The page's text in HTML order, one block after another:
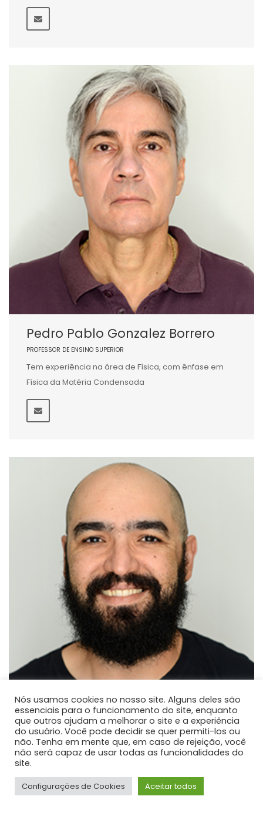
Pedro Pablo Gonzalez Borrero
PROFESSOR DE ENSINO SUPERIOR
Tem experiência na área de Física, com ênfase em
Física da Matéria Condensada
Paulo José dos Reis
PROFESSOR DE ENSINO SUPERIOR
Atualmente é professor adjunto na Universidade
Nós usamos cookies no nosso site. Alguns deles são
essenciais para o funcionamento do site, enquanto
que outros ajudam a melhorar o site e a experiência
do usuário. Você pode decidir se quer permiti-los ou
não. Tenha em mente que, em caso de rejeição, você
não será capaz de usar todas as funcionalidades do
site.
Configurações de Cookies Aceitar todos